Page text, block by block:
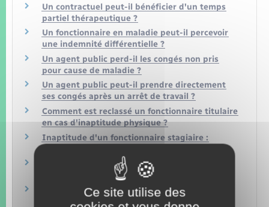
Un contractuel peut-il bénéficier d'un temps
partiel thérapeutique ?
Un fonctionnaire en maladie peut-il percevoir
une indemnité différentielle ?
Un agent public perd-il les congés non pris
pour cause de maladie ?
Un agent public peut-il prendre directement
ses congés après un arrêt de travail ?
Comment est reclassé un fonctionnaire titulaire
en cas d'inaptitude physique ?
Inaptitude d'un fonctionnaire stagiaire :
Inaptitude physique d'un contractuel : quelles
Qu'est-ce que la disponibilité d'office pour
raison de santé ?
Ce site utilise des